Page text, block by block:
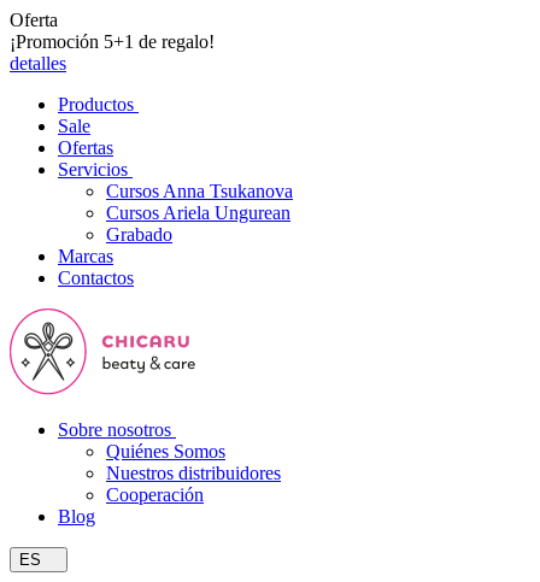
Oferta
¡Promoción 5+1 de regalo!
detalles
Productos
Sale
Ofertas
Servicios
Cursos Anna Tsukanova
Cursos Ariela Ungurean
Grabado
Marcas
Contactos
Sobre nosotros
Quiénes Somos
Nuestros distribuidores
Cooperación
Blog
ES